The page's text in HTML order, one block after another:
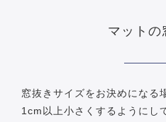
マットの
窓抜きサイズをお決めになる
1cm以上小さくするようにし